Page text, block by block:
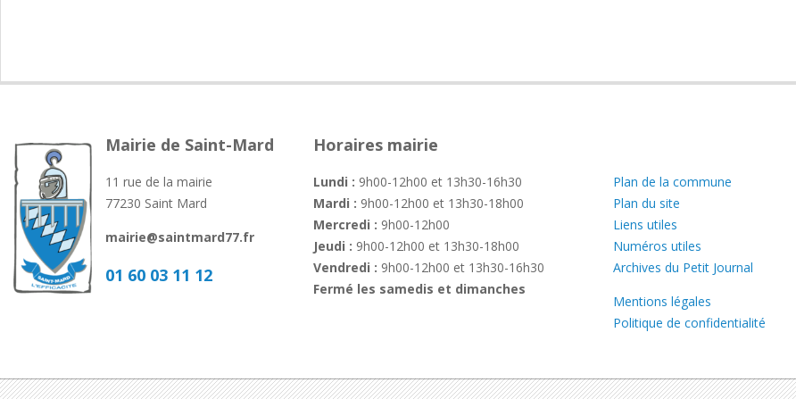
Mairie de Saint-Mard
11 rue de la mairie
77230 Saint Mard
mairie@saintmard77.fr
01 60 03 11 12
Horaires mairie
Lundi : 9h00-12h00 et 13h30-16h30
Mardi : 9h00-12h00 et 13h30-18h00
Mercredi : 9h00-12h00
Jeudi : 9h00-12h00 et 13h30-18h00
Vendredi : 9h00-12h00 et 13h30-16h30
Fermé les samedis et dimanches
Plan de la commune
Plan du site
Liens utiles
Numéros utiles
Archives du Petit Journal
Mentions légales
Politique de confidentialité